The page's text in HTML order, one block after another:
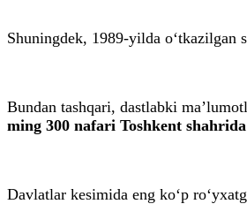
Shuningdek, 1989-yilda o‘tkazilgan
Bundan tashqari, dastlabki
ming 300 nafari Toshkent shahrida
Davlatlar kesimida eng ko‘p